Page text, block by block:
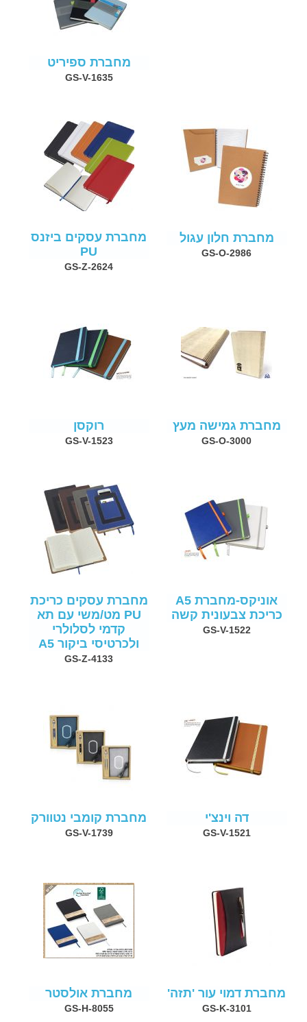
מחברת ספיריט
GS-V-1635
מחברת חלון עגול
GS-O-2986
מחברת עסקים ביזנס
PU
GS-Z-2624
מחברת גמישה מעץ
GS-O-3000
רוקסן
GS-V-1523
אוניקס-מחברת A5
כריכת צבעונית קשה
GS-V-1522
מחברת עסקים כריכת
PU מט/משי עם תא
קדמי לסלולרי
ולכרטיסי ביקור A5
GS-Z-4133
דה וינצ'י
GS-V-1521
מחברת קומבי נטוורק
GS-V-1739
מחברת דמוי עור 'תזה'
GS-K-3101
מחברת אולסטר
GS-H-8055